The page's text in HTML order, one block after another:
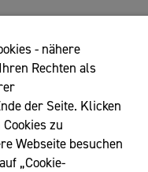
- nähere
Rechten als
der Seite. Klicken
zu
Webseite besuchen
„Cookie-
Exakter